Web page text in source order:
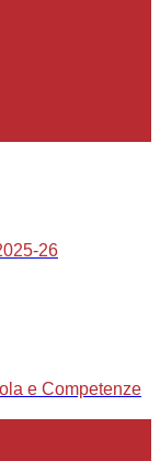
26
e Competenze